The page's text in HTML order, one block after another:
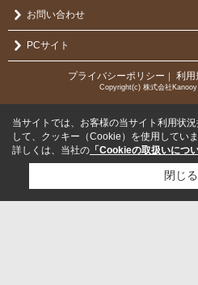
お問い合わせ
PCサイト
プライバシーポリシー 利用
Copyright(c) 株式会社
当サイトでは、お客様の当サイト利用状
して、クッキー（Cookie）を使用していま
詳しくは、当社の 「Cookieの取扱いについ
閉じる